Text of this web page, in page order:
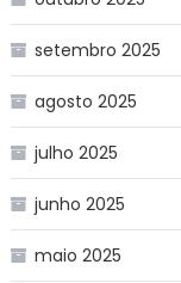
setembro 2025
agosto 2025
julho 2025
junho 2025
maio 2025